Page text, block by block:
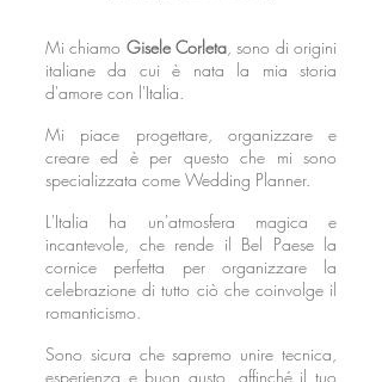
Mi chiamo Gisele Corleta, sono di origini
italiane da cui è nata la mia storia
d'amore con l'Italia.
Mi piace progettare, organizzare e
creare ed è per questo che mi sono
specializzata come Wedding Planner.
L'Italia ha un'atmosfera magica e
incantevole, che rende il Bel Paese la
cornice perfetta per organizzare la
celebrazione di tutto ciò che coinvolge il
romanticismo.
Sono sicura che sapremo unire tecnica,
esperienza e buon gusto, affinché il tuo